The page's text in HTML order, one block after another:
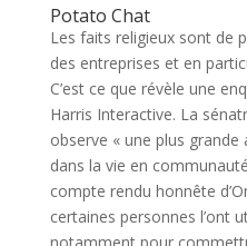
Potato Chat
Les faits religieux sont de
des entreprises et en
C’est ce que révèle une
Harris Interactive. La
observe « une plus
dans la vie en
compte rendu honnête
certaines personnes l’ont